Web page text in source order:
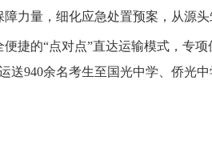
力量，细化应急处置预案，从源
的“点对点”直达运输模式，专
940余名考生至国光中学、侨光中